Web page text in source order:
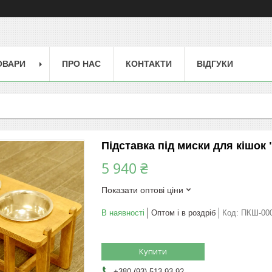
ПРО НАС КОНТАКТИ ВІДГУКИ
Підставка під миски для
5 940 ₴
Показати оптові ціни
В наявності Оптом і в роздріб Код: ПКШ-
Купити